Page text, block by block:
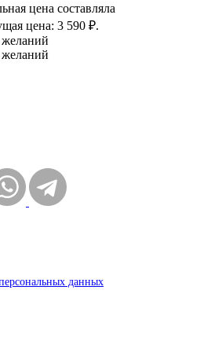
цена составляла
цена: 3 590 ₽.
желаний
желаний
данных